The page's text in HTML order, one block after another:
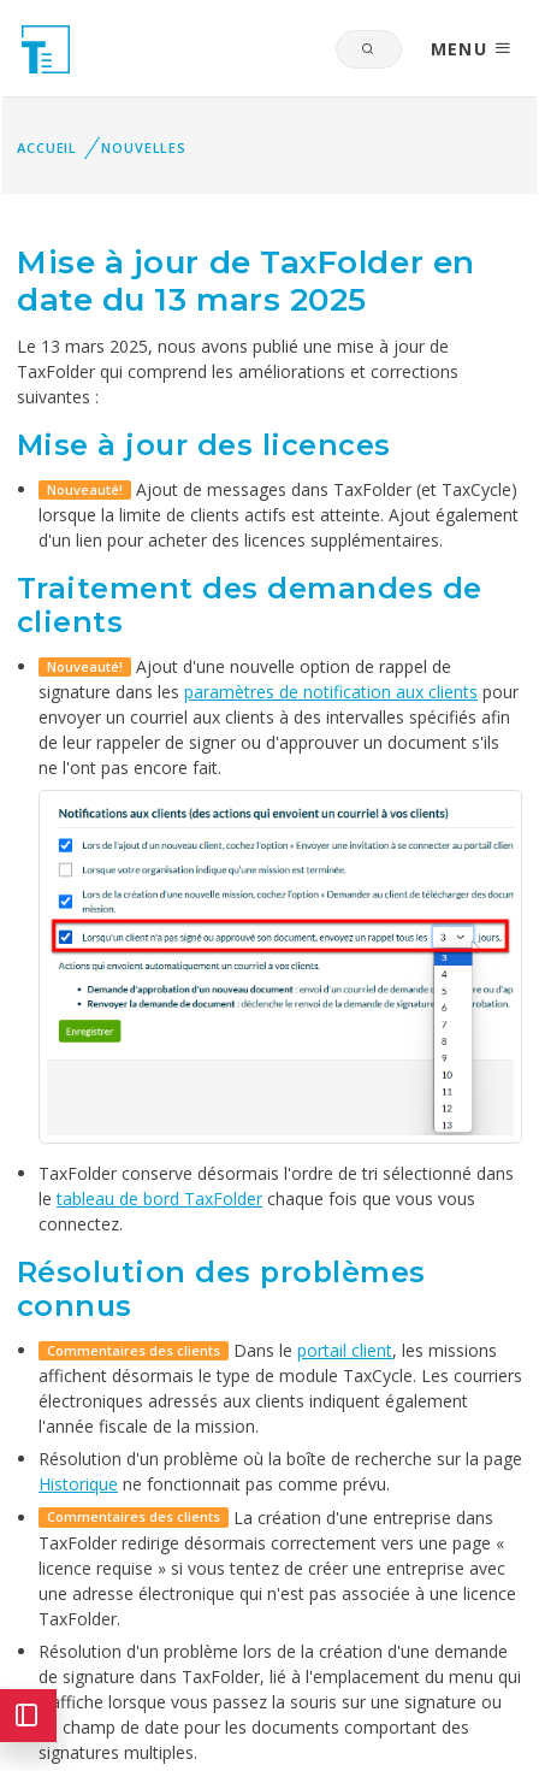
MENU
ACCUEIL NOUVELLES
‌Mise à jour de TaxFolder en
date du 13 mars 2025
Le 13 mars 2025, nous avons publié une mise à jour de
TaxFolder qui comprend les améliorations et corrections
suivantes :
Mise à jour des licences
Nouveauté!
Ajout de messages dans TaxFolder (et TaxCycle)
lorsque la limite de clients actifs est atteinte. Ajout également
d'un lien pour acheter des licences supplémentaires.
Traitement des demandes de
clients
Nouveauté!
Ajout d'une nouvelle option de rappel de
signature dans les paramètres de notification aux clients pour
envoyer un courriel aux clients à des intervalles spécifiés afin
de leur rappeler de signer ou d'approuver un document s'ils
ne l'ont pas encore fait.
TaxFolder conserve désormais l'ordre de tri sélectionné dans
letableau de bord TaxFolderchaque fois que vous vous
connectez.
Résolution des problèmes
connus
Commentaires des clients Dans leportail client, les missions
affichent désormais le type de module TaxCycle. Les courriers
électroniques adressés aux clients indiquent également
l'année fiscale de la mission.
Résolution d'un problème où la boîte de recherche sur la page
Historique ne fonctionnait pas comme prévu.
Commentaires des clients
La création d'une entreprise dans
TaxFolder redirige désormais correctement vers une page «
licence requise » si vous tentez de créer une entreprise avec
une adresse électronique qui n'est pas associée à une licence
TaxFolder.
Résolution d'un problème lors de la création d'une demande
de signature dans TaxFolder, lié à l'emplacement du menu qui
s'affiche lorsque vous passez la souris sur une signature ou
un champ de date pour les documents comportant des
signatures multiples.